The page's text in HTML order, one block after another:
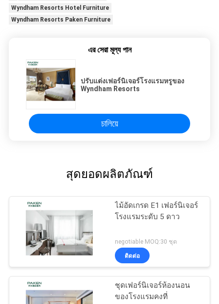
Wyndham Resorts Hotel Furniture
Wyndham Resorts Paken Furniture
এর সেরা মূল্য পান
ปรับแต่งเฟอร์นิเจอร์โรงแรมหรูของ
Wyndham Resorts
চালিয়ে
สุดยอดผลิตภัณฑ์
ไม้อัดเกรด E1 เฟอร์นิเจอร์
โรงแรมระดับ 5 ดาว
negotiable MOQ:30 ชุด
ติดต่อ
ชุดเฟอร์นิเจอร์ห้องนอน
ของโรงแรมคงที่